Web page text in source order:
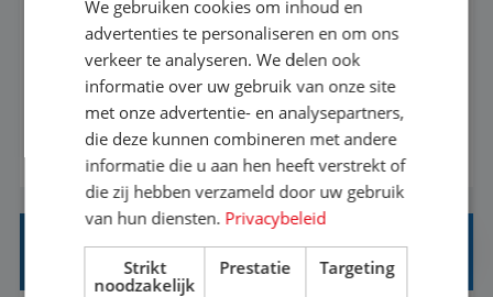
Met jouw ervaring in de reisbranche of
achtergrond in toerisme ben je klaar voor de
volgende stap. Vanaf je stoel reis je de hele
wereld over en speel je moeiteloos in op de
wensen van je team, je klant en wat er in de
reiswereld gebeurt. Met je enthousiasme weet je
klanten te overtuigen om die droomreis te
boeken! ...
BEKIJK VACATURE
REISADVISEUR ALLROUND
We gebruiken cookies om inhoud en
advertenties te personaliseren en om ons
verkeer te analyseren. We delen ook
informatie over uw gebruik van onze site
met onze advertentie- en analysepartners,
die deze kunnen combineren met andere
informatie die u aan hen heeft verstrekt of
die zij hebben verzameld door uw gebruik
van hun diensten. Privacybeleid
Strikt
noodzakelijk
Prestatie Targeting